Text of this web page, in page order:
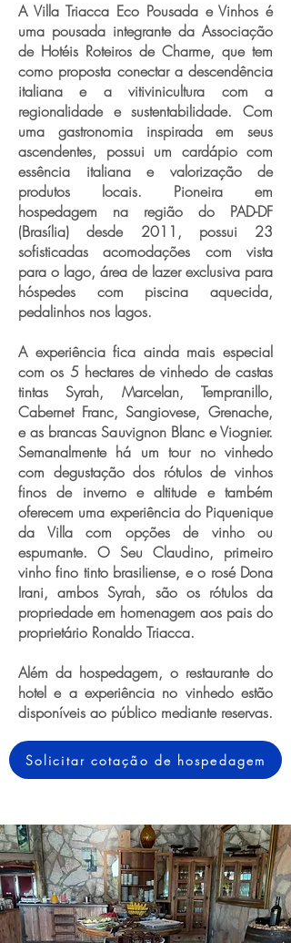
A Villa Triacca Eco Pousada e Vinhos é
uma pousada integrante da Associação
de Hotéis Roteiros de Charme, que tem
como proposta conectar a descendência
italiana e a vitivinicultura com a
regionalidade e sustentabilidade. Com
uma gastronomia inspirada em seus
ascendentes, possui um cardápio com
essência italiana e valorização de
produtos locais. Pioneira em
hospedagem na região do PAD-DF
(Brasília) desde 2011, possui 23
sofisticadas acomodações com vista
para o lago, área de lazer exclusiva para
hóspedes com piscina aquecida,
pedalinhos nos lagos.
A experiência fica ainda mais especial
com os 5 hectares de vinhedo de castas
tintas Syrah, Marcelan, Tempranillo,
Cabernet Franc, Sangiovese, Grenache,
e as brancas Sauvignon Blanc e Viognier.
Semanalmente há um tour no vinhedo
com degustação dos rótulos de vinhos
finos de inverno e altitude e também
oferecem uma experiência do Piquenique
da Villa com opções de vinho ou
espumante. O Seu Claudino, primeiro
vinho fino tinto brasiliense, e o rosé Dona
Irani, ambos Syrah, são os rótulos da
propriedade em homenagem aos pais do
proprietário Ronaldo Triacca.
Além da hospedagem, o restaurante do
hotel e a experiência no vinhedo estão
disponíveis ao público mediante reservas.
Solicitar cotação de hospedagem